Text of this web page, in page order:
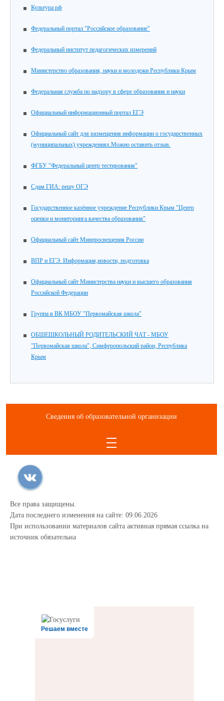
Культура.рф
Федеральный портал "Российское образование"
Федеральный институт педагогических измерений
Министерство образования, науки и молодежи Республики Крым
Федеральная служба по надзору в сфере образования и науки
Официальный информационный портал ЕГЭ
Официальный сайт для размещения информации о государственных
(муниципальных) учреждениях.Можно оставить отзыв.
ФГБУ "Федеральный центр тестирования"
Сдам ГИА: решу ОГЭ
Государственное казённое учреждение Республики Крым "Центр
оценки и мониторинга качества образования"
Официальный сайт Минпросвещения России
ВПР и ЕГЭ. Информация,новости, подготовка
Официальный сайт Министерства науки и высшего образования
Российской Федерации
Группа в ВК МБОУ "Первомайская школа"
ОБЩЕШКОЛЬНЫЙ РОДИТЕЛЬСКИЙ ЧАТ - МБОУ
"Первомайская школа", Симферопольский район, Республика
Крым
Сведения об образовательной организации
Все права защищены.
Дата последнего изменения на сайте: 09.06.2026
При использовании материалов сайта активная прямая ссылка на
источник обязательна
Решаем вместе